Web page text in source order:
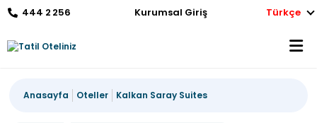
444 2 256 Kurumsal Giriş Türkçe
Anasayfa Oteller Kalkan Saray Suites